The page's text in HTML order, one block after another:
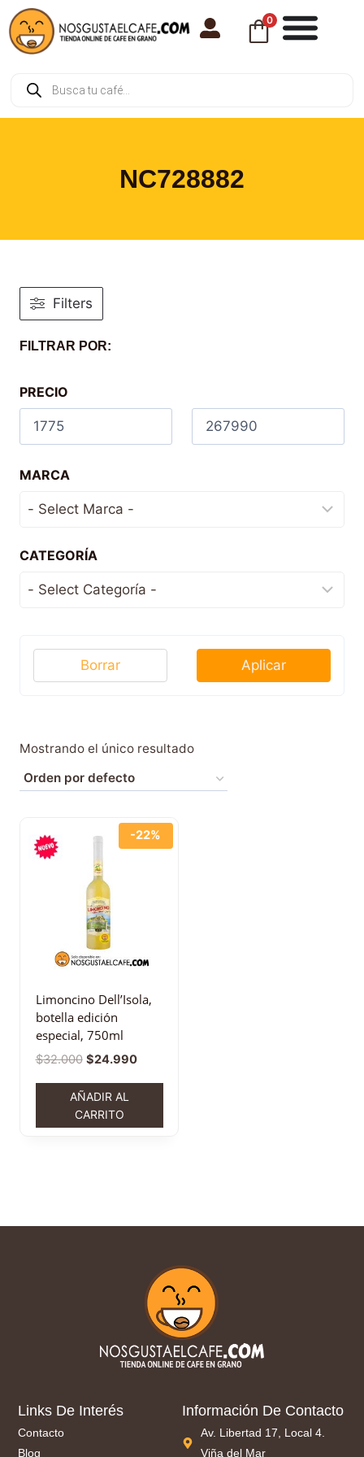
0
NC728882
Mostrando el único resultado
-22%
Limoncino Dell’Isola,
botella edición
especial, 750ml
$32.000 $24.990
AÑADIR AL
CARRITO
Filters
FILTRAR POR:
PRECIO
MARCA
CATEGORÍA
Aplicar
Borrar
Links De Interés
Contacto
Blog
Información De Contacto
Av. Libertad 17, Local 4.
Viña del Mar